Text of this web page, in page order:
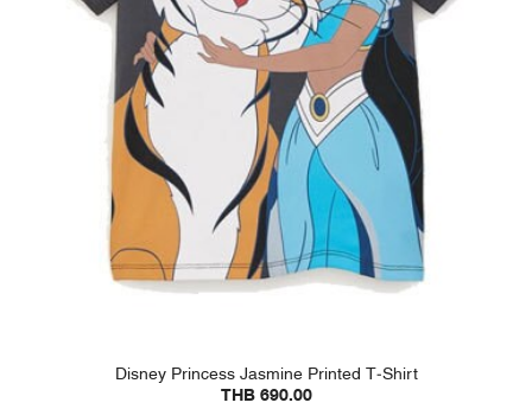
Disney Princess Jasmine Printed T-Shirt
THB 690.00